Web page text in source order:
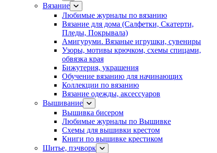
Вязание
Любимые журналы по вязанию
Вязание для дома (Салфетки, Скатерти,
Пледы, Покрывала)
Амигуруми. Вязаные игрушки, сувениры
Узоры, мотивы крючком, схемы спицами,
обвязка края
Бижутерия, украшения
Обучение вязанию для начинающих
Коллекции по вязанию
Вязание одежды, аксессуаров
Вышивание
Вышивка бисером
Любимые журналы по Вышивке
Схемы для вышивки крестом
Книги по вышивке крестиком
Шитье, пэчворк